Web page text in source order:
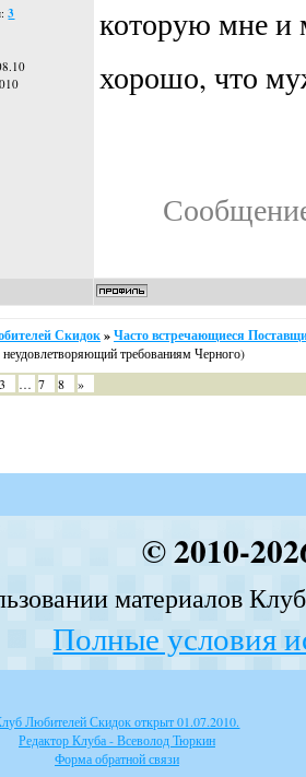
3
которую мне и
хорошо, что
Скидок»Часто встречающиеся
требованиям Черного)
3 … 7 8 »
© 2010-
материалов
Полные условия
Любителей Скидок открыт 01.07.2010.
Редактор Клуба - Всеволод Тюркин
Форма обратной связи